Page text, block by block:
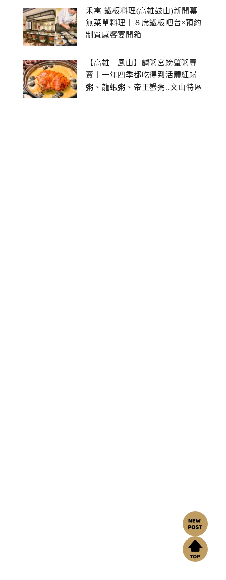
禾寓 鐵板料理(高雄鼓山)新開幕
無菜單料理｜８席鐵板吧台×預約
制質感饗宴開箱
【高雄｜鳳山】麟粥宮螃蟹粥專
賣｜一年四季都吃得到活體紅蟳
粥、龍蝦粥、帝王蟹粥..文山特區